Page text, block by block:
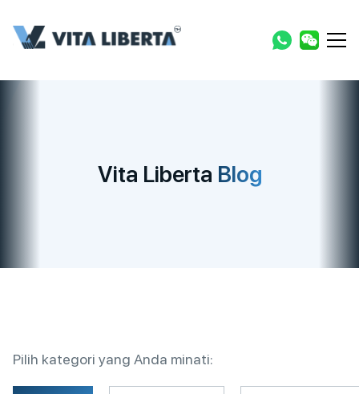
Vita Liberta Blog
Pilih kategori yang Anda minati: